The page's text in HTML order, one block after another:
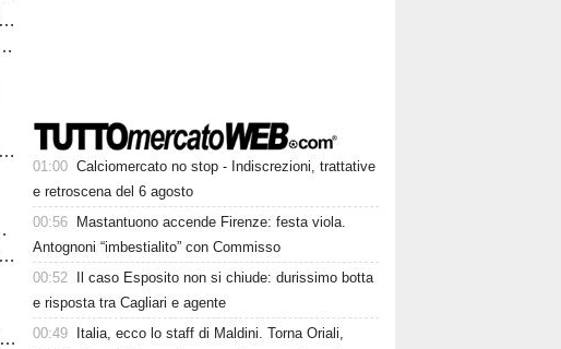
01:00 Calciomercato no stop - Indiscrezioni, trattative
e retroscena del 6 agosto
00:56
Mastantuono accende Firenze: festa viola.
Antognoni “imbestialito” con Commisso
00:52
Il caso Esposito non si chiude: durissimo botta
e risposta tra Cagliari e agente
00:49
Italia, ecco lo staff di Maldini. Torna Oriali,